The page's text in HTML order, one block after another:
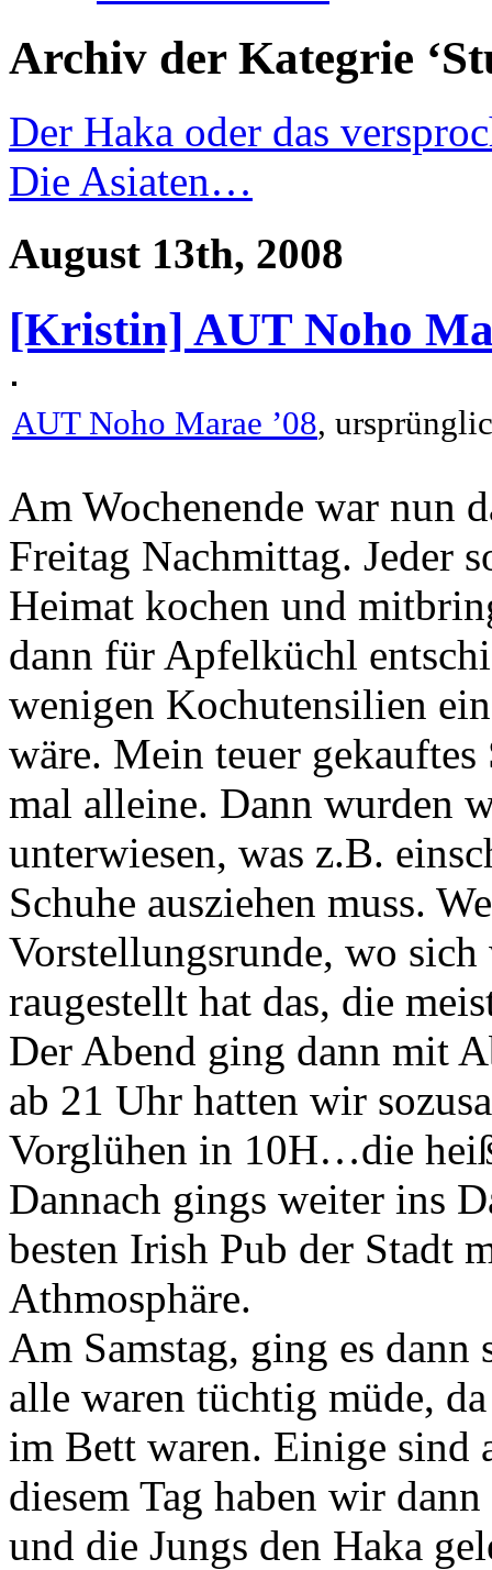
Archiv der Kategrie
Der Haka oder das
Die Asiaten…
August 13th, 2008
[Kristin] AUT Noho
AUT Noho Marae ’08,
Am Wochenende war nun
Freitag Nachmittag. Jeder
Heimat kochen und
dann für Apfelküchl
wenigen Kochutensilien
wäre. Mein teuer
mal alleine. Dann wurden
unterwiesen, was z.B.
Schuhe ausziehen muss.
Vorstellungsrunde, wo
raugestellt hat das, die
Der Abend ging dann mit
ab 21 Uhr hatten wir
Vorglühen in 10H…die
Dannach gings weiter ins
besten Irish Pub der Stadt
Athmosphäre.
Am Samstag, ging es
alle waren tüchtig müde,
im Bett waren. Einige sind
diesem Tag haben wir
und die Jungs den Haka